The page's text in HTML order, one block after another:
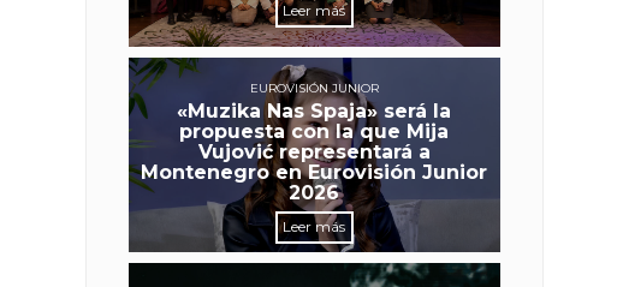
Leer más
EUROVISIÓN JUNIOR
«Muzika Nas Spaja» será la
propuesta con la que Mija
Vujović representará a
Montenegro en Eurovisión Junior
2026
Leer más